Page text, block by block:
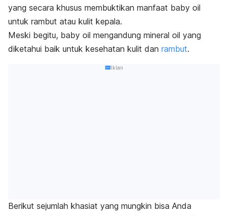
yang secara khusus membuktikan manfaat baby oil
untuk rambut atau kulit kepala.
Meski begitu, baby oil mengandung mineral oil yang
diketahui baik untuk kesehatan kulit dan rambut.
Iklan
Berikut sejumlah khasiat yang mungkin bisa Anda